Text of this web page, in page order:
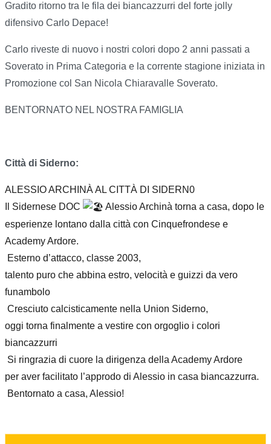
Gradito ritorno tra le fila dei biancazzurri del forte jolly
difensivo Carlo Depace!
Carlo riveste di nuovo i nostri colori dopo 2 anni passati a
Soverato in Prima Categoria e la corrente stagione iniziata in
Promozione col San Nicola Chiaravalle Soverato.
BENTORNATO NEL NOSTRA FAMIGLIA
Città di Siderno:
ALESSIO ARCHINÀ AL CITTÀ DI SIDERN0
Il Sidernese DOC
Alessio Archinà torna a casa, dopo le
esperienze lontano dalla città con Cinquefrondese e
Academy Ardore.
Esterno d’attacco, classe 2003,
talento puro che abbina estro, velocità e guizzi da vero
funambolo
Cresciuto calcisticamente nella Union Siderno,
oggi torna finalmente a vestire con orgoglio i colori
biancazzurri
Si ringrazia di cuore la dirigenza della Academy Ardore
per aver facilitato l’approdo di Alessio in casa biancazzurra.
Bentornato a casa, Alessio!